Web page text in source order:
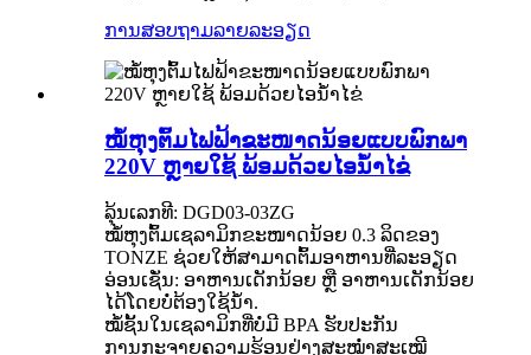
ການສອບຖາມລາຍລະອຽດ
ໝໍ້ຫຸງຕົ້ມໄຟຟ້າຂະໜາດນ້ອຍແບບພົກພາ
220V ຫຼາຍໃຊ້ ພ້ອມດ້ວຍໄອນ້ຳໄຂ່
ລຸ້ນເລກທີ: DGD03-03ZG
ໝໍ້ຫຸງຕົ້ມເຊລາມິກຂະໜາດນ້ອຍ 0.3 ລິດຂອງ
TONZE ຊ່ວຍໃຫ້ສາມາດຕົ້ມອາຫານທີ່ລະອຽດ
ອ່ອນເຊັ່ນ: ອາຫານເດັກນ້ອຍ ຫຼື ອາຫານເດັກນ້ອຍ
ໄດ້ໂດຍບໍ່ຕ້ອງໃຊ້ນໍ້າ.
ໝໍ້ຊັ້ນໃນເຊລາມິກທີ່ບໍ່ມີ BPA ຮັບປະກັນ
ການກະຈາຍຄວາມຮ້ອນຢ່າງສະໝໍ່າສະເໝີ